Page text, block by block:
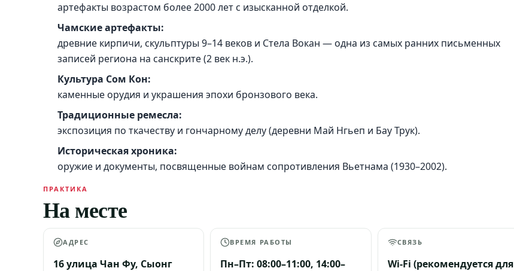
артефакты возрастом более 2000 лет с изысканной отделкой.
Чамские артефакты:
древние кирпичи, скульптуры 9–14 веков и Стела Вокан — одна из самых ранних письменных
записей региона на санскрите (2 век н.э.).
Культура Сом Кон:
каменные орудия и украшения эпохи бронзового века.
Традиционные ремесла:
экспозиция по ткачеству и гончарному делу (деревни Май Нгьеп и Бау Трук).
Историческая хроника:
оружие и документы, посвященные войнам сопротивления Вьетнама (1930–2002).
ПРАКТИКА
На месте
АДРЕС
16 улица Чан Фу, Сыонг
ВРЕМЯ РАБОТЫ
Пн–Пт: 08:00–11:00, 14:00–
СВЯЗЬ
Wi-Fi (рекомендуется для